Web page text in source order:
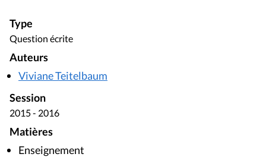
Type
Question écrite
Auteurs
Viviane Teitelbaum
Session
2015 - 2016
Matières
Enseignement